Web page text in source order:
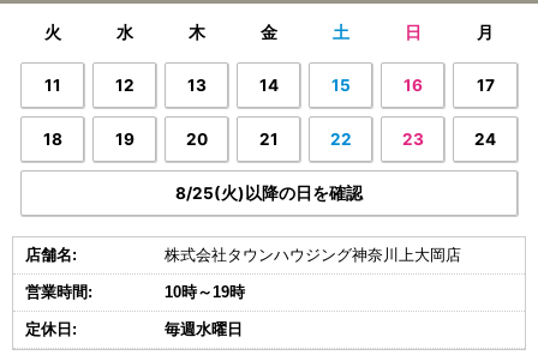
火 水 木 金 土 日 月
11 12 13 14 15 16 17
18 19 20 21 22 23 24
8/25(火)以降の日を確認
店舗名: 株式会社タウンハウジング神奈川上大岡店
営業時間: 10時～19時
定休日: 毎週水曜日